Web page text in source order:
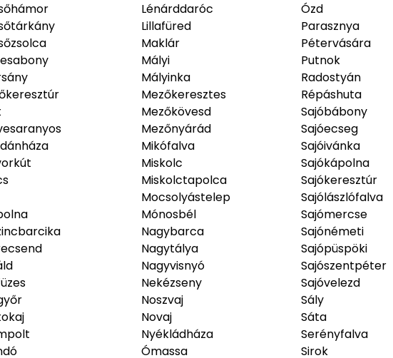
Lénárddaróc
Lillafüred
Maklár
Mályi
Mályinka
Mezőkeresztes
Mezőkövesd
Mezőnyárád
Mikófalva
Miskolc
Miskolctapolca
Mocsolyástelep
Mónosbél
Nagybarca
Nagytálya
Nagyvisnyó
Nekézseny
Noszvaj
Novaj
Nyékládháza
Ómassa
Ózd
Parasznya
Pétervására
Putnok
Radostyán
Répáshuta
Sajóbábony
Sajóecseg
Sajóivánka
Sajókápolna
Sajókeresztúr
Sajólászlófalva
Sajómercse
Sajónémeti
Sajópüspöki
Sajószentpéter
Sajóvelezd
Sály
Sáta
Serényfalva
Sirok